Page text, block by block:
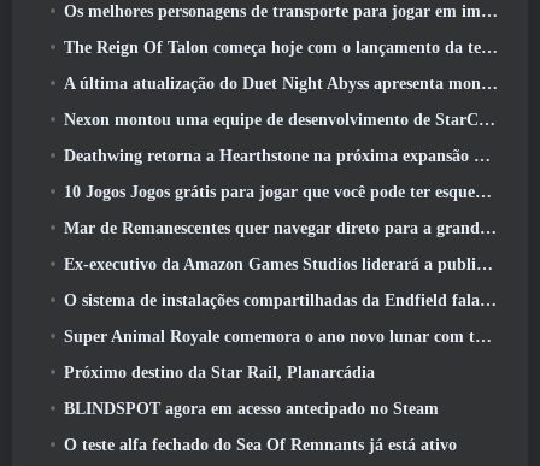
Os melhores personagens de transporte para jogar em impasse
The Reign Of Talon começa hoje com o lançamento da temporada Overwatch 1: Conquista
A última atualização do Duet Night Abyss apresenta montagens
Nexon montou uma equipe de desenvolvimento de StarCraft Shooter de acordo com relatório do canal coreano
Deathwing retorna a Hearthstone na próxima expansão do Cataclismo
10 Jogos Jogos grátis para jogar que você pode ter esquecido que estão participando do PvP Fest do Steam
Mar de Remanescentes quer navegar direto para a grandeza
Ex-executivo da Amazon Games Studios liderará a publicação ocidental da Aion 2
O sistema de instalações compartilhadas da Endfield fala sobre os jogadores
Super Animal Royale comemora o ano novo lunar com três semanas de eventos de super cavalos
Próximo destino da Star Rail, Planarcádia
BLINDSPOT agora em acesso antecipado no Steam
O teste alfa fechado do Sea Of Remnants já está ativo